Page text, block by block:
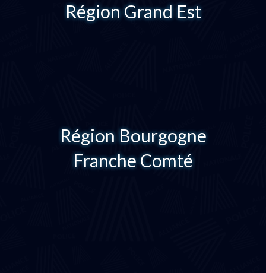
Région Grand Est
Région Bourgogne
Franche Comté